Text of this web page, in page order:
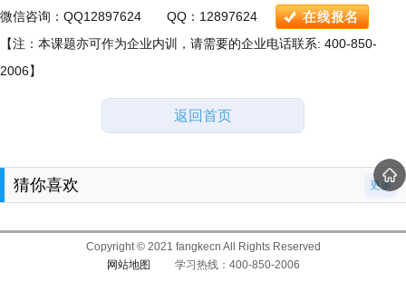
微信咨询：QQ12897624 QQ：12897624
【注：本课题亦可作为企业内训，请需要的企业电话联系: 400-850-
2006】
返回首页
猜你喜欢 更多
Copyright © 2021 fangkecn All Rights Reserved
网站地图 学习热线：400-850-2006